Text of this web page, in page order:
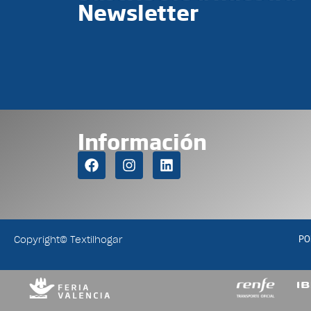
Newsletter
Información
Copyright© Textilhogar